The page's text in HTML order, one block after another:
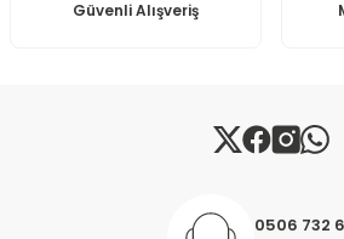
Güvenli Alışveriş
0506 732